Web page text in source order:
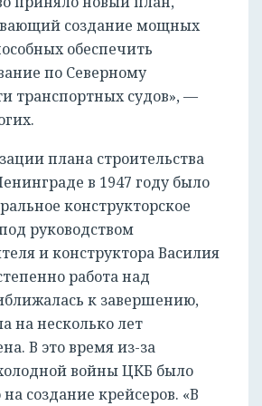
создание мощных
обеспечить
по Северному
транспортных судов», —
плана строительства
в 1947 году было
конструкторское
руководством
и конструктора Василия
работа над
к завершению,
на несколько лет
В это время из-за
войны ЦКБ было
создание крейсеров. «В